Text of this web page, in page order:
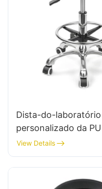
Dista-do-laboratório
personalizado da
View Details